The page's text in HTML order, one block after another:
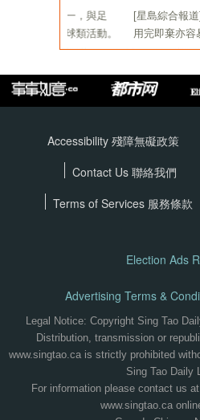
Accessibility 殘障無礙政策
Contact Us 聯絡我們
Terms of Services 服務條款
Election Ads
Advertising Terms &
Legal Notice: Copyright Sing Tao
Distribution, transmission or
www.singtao.ca is strictly prohibited
Sing Tao Daily
For information please contact us at
www.singtao.ca